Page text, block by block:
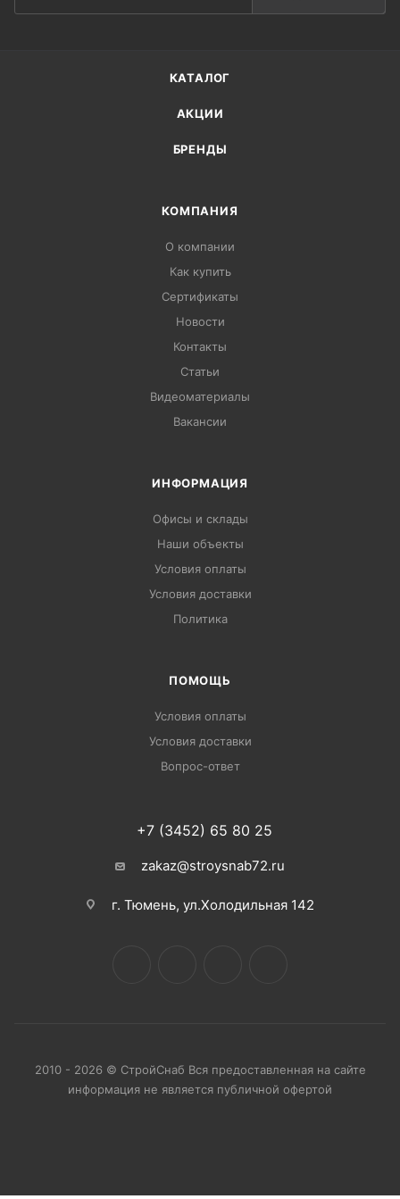
КАТАЛОГ
АКЦИИ
БРЕНДЫ
КОМПАНИЯ
О компании
Как купить
Сертификаты
Новости
Контакты
Статьи
Видеоматериалы
Вакансии
ИНФОРМАЦИЯ
Офисы и склады
Наши объекты
Условия оплаты
Условия доставки
Политика
ПОМОЩЬ
Условия оплаты
Условия доставки
Вопрос-ответ
+7 (3452) 65 80 25
zakaz@stroysnab72.ru
г. Тюмень, ул.Холодильная 142
2010 - 2026 © СтройСнаб Вся предоставленная на сайте
информация не является публичной офертой